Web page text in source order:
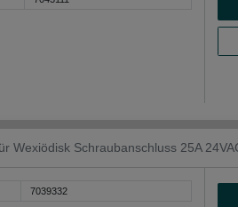
Wexiödisk Schraubanschluss 25A
7039332